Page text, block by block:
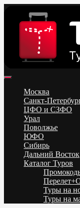
content
Низкие цены на
море. Распродажа
Обновление каждый
Москва
Санкт-
ЦФО и СЗФО
Урал
Поволжье
ЮФО
Сибирь
Дальний Восток
Каталог Туров
Туры на
Туры на